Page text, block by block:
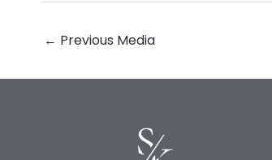
← Previous Media